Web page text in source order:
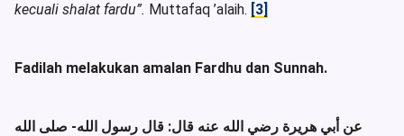
kecuali shalat fardu”. Muttafaq ’alaih. [3]
Fadilah melakukan amalan Fardhu dan Sunnah.
عن أبي هريرة رضي الله عنه قال: قال رسول الله- صلى الله